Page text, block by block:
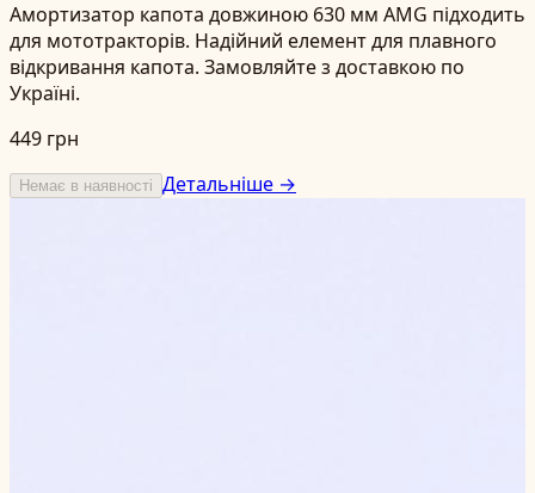
Амортизатор капота довжиною 630 мм AMG підходить
для мототракторів. Надійний елемент для плавного
відкривання капота. Замовляйте з доставкою по
Україні.
449 грн
Немає в наявності Детальніше →